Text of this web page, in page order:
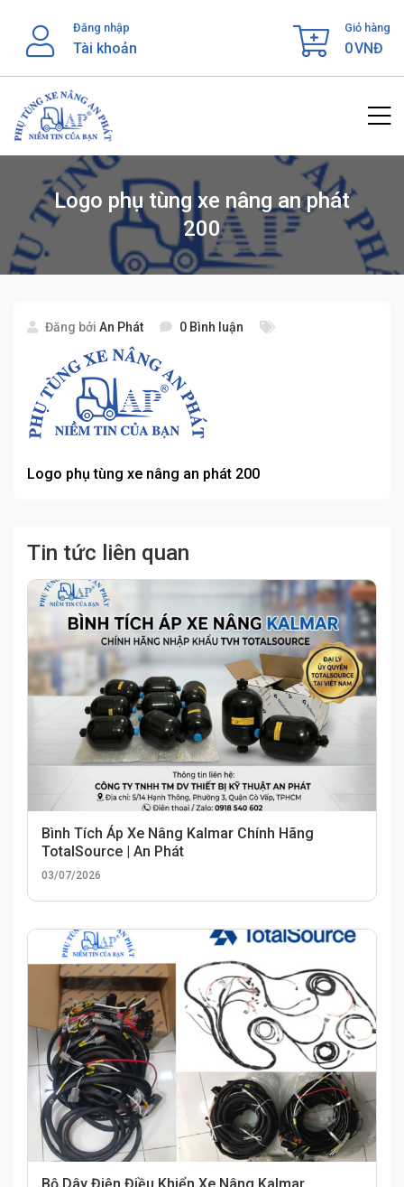
content
Đăng nhập
Tài khoản
Giỏ hàng
0VNĐ
Logo phụ tùng xe nâng an phát
200
Đăng bởi An Phát 0 Bình luận
Logo phụ tùng xe nâng an phát 200
Tin tức liên quan
Bình Tích Áp Xe Nâng Kalmar Chính Hãng
TotalSource | An Phát
03/07/2026